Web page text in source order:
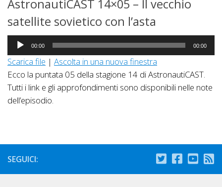
AstronautiCAST 14×05 – Il vecchio
satellite sovietico con l’asta
Audio
Player
00:00 00:00
Scarica file | Ascolta in una nuova finestra
Ecco la puntata 05 della stagione 14 di AstronautiCAST.
Tutti i link e gli approfondimenti sono disponibili nelle note
dell’episodio.
SEGUICI: